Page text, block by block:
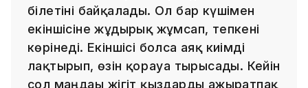
білетіні байқалады. Ол бар күшімен
екіншісіне жұдырық жұмсап, тепкені
көрінеді. Екіншісі болса аяқ киімді
лақтырып, өзін қорғауға тырысады. Кейін
сол маңдағы жігіт қыздарды ажыратпақ